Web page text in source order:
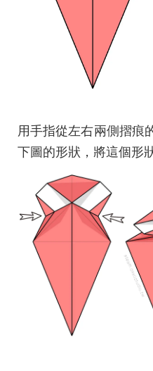
用手指從左右兩側摺痕
下圖的形狀，將這個形